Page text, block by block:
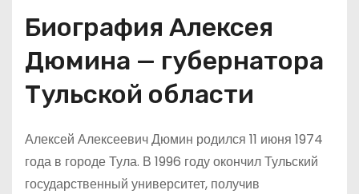
Биография Алексея
Дюмина — губернатора
Тульской области
Алексей Алексеевич Дюмин родился 11 июня 1974
года в городе Тула. В 1996 году окончил Тульский
государственный университет, получив